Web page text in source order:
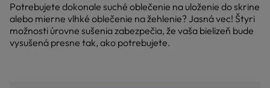
Potrebujete dokonale suché oblečenie na uloženie do skrine
alebo mierne vlhké oblečenie na žehlenie? Jasná vec! Štyri
možnosti úrovne sušenia zabezpečia, že vaša bielizeň bude
vysušená presne tak, ako potrebujete.